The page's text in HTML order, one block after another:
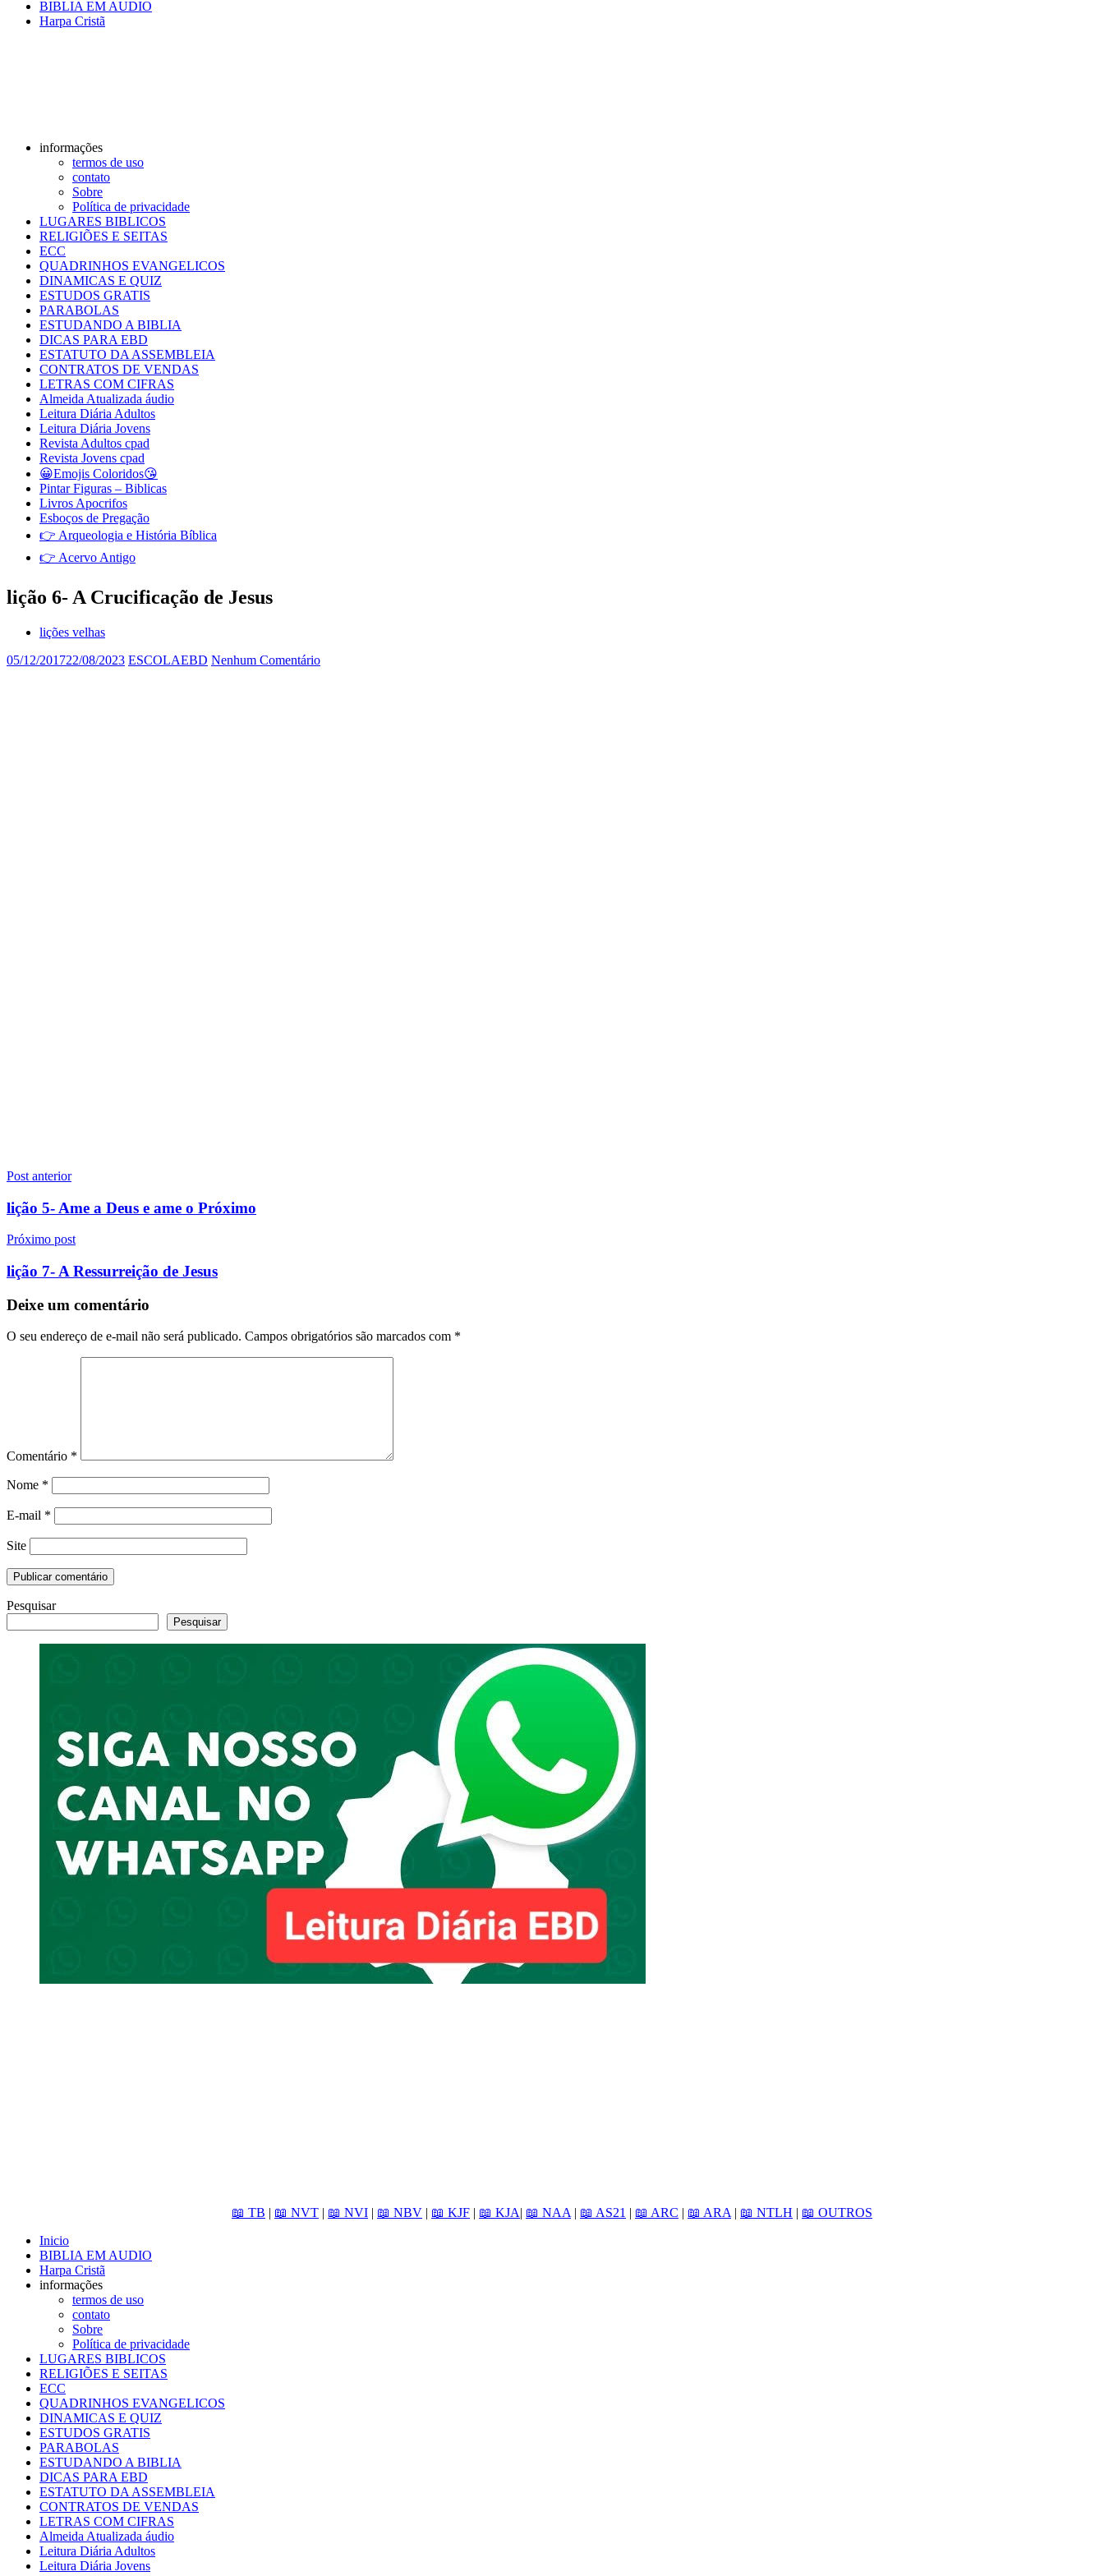
BIBLIA EM AUDIO
Harpa Cristã
informações
termos de uso
contato
Sobre
Política de privacidade
LUGARES BIBLICOS
RELIGIÕES E SEITAS
ECC
QUADRINHOS EVANGELICOS
DINAMICAS E QUIZ
ESTUDOS GRATIS
PARABOLAS
ESTUDANDO A BIBLIA
DICAS PARA EBD
ESTATUTO DA ASSEMBLEIA
CONTRATOS DE VENDAS
LETRAS COM CIFRAS
Almeida Atualizada áudio
Leitura Diária Adultos
Leitura Diária Jovens
Revista Adultos cpad
Revista Jovens cpad
😀Emojis Coloridos😘
Pintar Figuras – Biblicas
Livros Apocrifos
Esboços de Pregação
👉 Arqueologia e História Bíblica
👉 Acervo Antigo
lição 6- A Crucificação de Jesus
lições velhas
05/12/201722/08/2023 ESCOLAEBD Nenhum Comentário
Navegação
de
Post
Post anterior
lição 5- Ame a Deus e ame o Próximo
Próximo post
lição 7- A Ressurreição de Jesus
Deixe um comentário
O seu endereço de e-mail não será publicado. Campos obrigatórios são marcados com *
Comentário *
Nome *
E-mail *
Site
Pesquisar
Pesquisar
📖 TB | 📖 NVT | 📖 NVI | 📖 NBV | 📖 KJF | 📖 KJA| 📖 NAA| 📖 AS21 | 📖 ARC | 📖 ARA| 📖 NTLH | 📖 OUTROS
Inicio
BIBLIA EM AUDIO
Harpa Cristã
informações
termos de uso
contato
Sobre
Política de privacidade
LUGARES BIBLICOS
RELIGIÕES E SEITAS
ECC
QUADRINHOS EVANGELICOS
DINAMICAS E QUIZ
ESTUDOS GRATIS
PARABOLAS
ESTUDANDO A BIBLIA
DICAS PARA EBD
ESTATUTO DA ASSEMBLEIA
CONTRATOS DE VENDAS
LETRAS COM CIFRAS
Almeida Atualizada áudio
Leitura Diária Adultos
Leitura Diária Jovens